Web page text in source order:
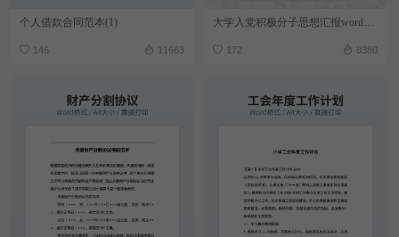
个人借款合同范本(1)
146 11663
大学入党积极分子思想汇报word模板
172 8380